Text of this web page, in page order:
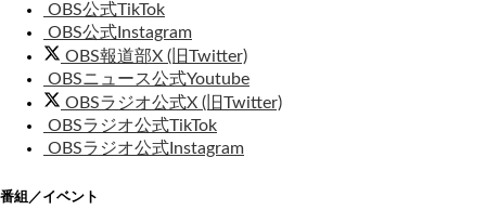
OBS公式TikTok
OBS公式Instagram
OBS報道部X (旧Twitter)
OBSニュース公式Youtube
OBSラジオ公式X (旧Twitter)
OBSラジオ公式TikTok
OBSラジオ公式Instagram
番組／イベント